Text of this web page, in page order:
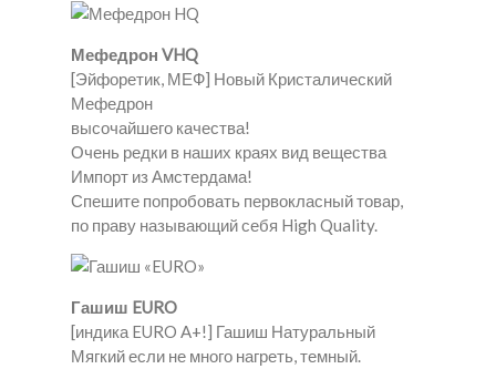
Мефедрон VHQ
[Эйфоретик, МЕФ] Новый Кристалический
Мефедрон
высочайшего качества!
Очень редки в наших краях вид вещества
Импорт из Амстердама!
Спешите попробовать первокласный товар,
по праву называющий себя High Quality.
Гашиш EURO
[индика EURO A+!] Гашиш Натуральный
Мягкий если не много нагреть, темный.